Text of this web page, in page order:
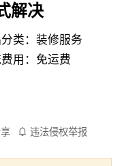
解决
类：装修服务
用：免运费
违法侵权举报